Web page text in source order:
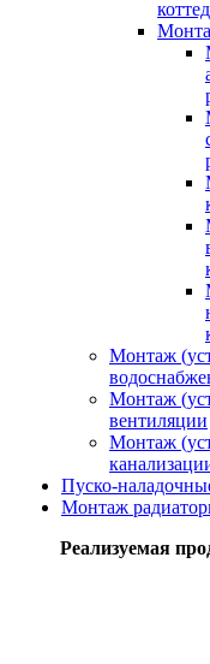
Монтаж
Монтаж
вентиляции
Монтаж
Пуско-
Монтаж
Реализуемая